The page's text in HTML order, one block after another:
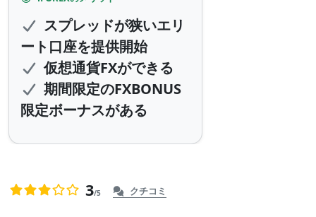
メ
リ
ッ
ト
と
メ
ッ
スプレッドが狭いエリ
期間限定のFXBONUS
限定ボーナスがある
ま
3/5 クチコミ